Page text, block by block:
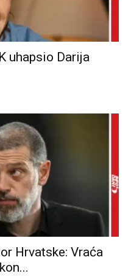
uhapsio Darija
Hrvatske: Vraća